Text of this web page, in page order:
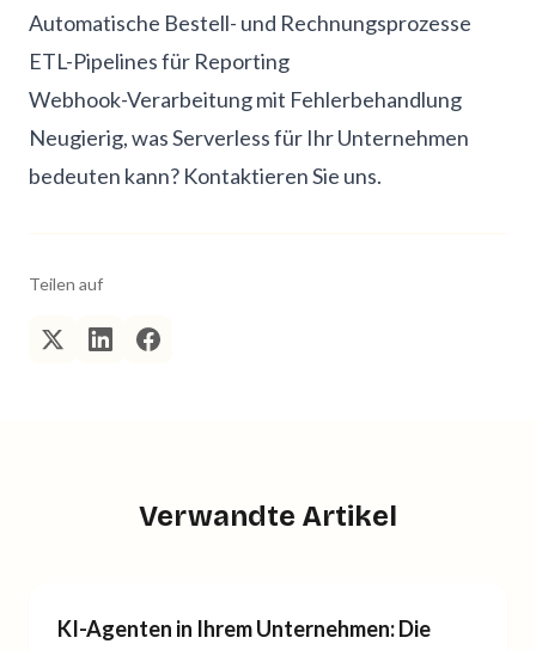
Automatische Bestell- und Rechnungsprozesse
ETL-Pipelines für Reporting
Webhook-Verarbeitung mit Fehlerbehandlung
Neugierig, was Serverless für Ihr Unternehmen
bedeuten kann? Kontaktieren Sie uns.
Teilen auf
Verwandte Artikel
KI-Agenten in Ihrem Unternehmen: Die